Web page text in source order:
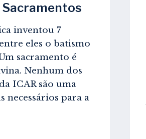
inventou 7
eles o batismo
sacramento é
Nenhum dos
ICAR são uma
necessários para a